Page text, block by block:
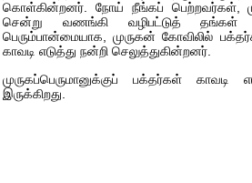
கொள்கின்றனர். நோய் நீங்கப் பெற்றவர்கள்,
சென்று வணங்கி வழிபட்டுத் தங்கள்
பெரும்பான்மையாக, முருகன் கோவிலில்
காவடி எடுத்து நன்றி செலுத்துகின்றனர்.
முருகப்பெருமானுக்குப் பக்தர்கள்
இருக்கிறது.